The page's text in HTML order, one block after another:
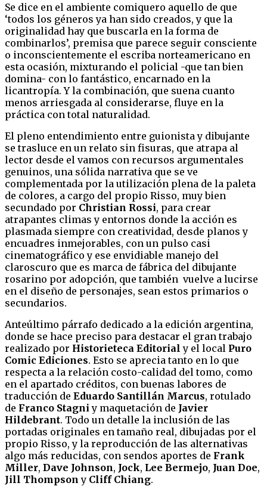
Se dice en el ambiente comiquero aquello de que
‘todos los géneros ya han sido creados, y que la
originalidad hay que buscarla en la forma de
combinarlos’, premisa que parece seguir consciente
o inconscientemente el escriba norteamericano en
esta ocasión, mixturando el policial -que tan bien
domina- con lo fantástico, encarnado en la
licantropía. Y la combinación, que suena cuanto
menos arriesgada al considerarse, fluye en la
práctica con total naturalidad.
El pleno entendimiento entre guionista y dibujante
se trasluce en un relato sin fisuras, que atrapa al
lector desde el vamos con recursos argumentales
genuinos, una sólida narrativa que se ve
complementada por la utilización plena de la paleta
de colores, a cargo del propio Risso, muy bien
secundado por Christian Rossi, para crear
atrapantes climas y entornos donde la acción es
plasmada siempre con creatividad, desde planos y
encuadres inmejorables, con un pulso casi
cinematográfico y ese envidiable manejo del
claroscuro que es marca de fábrica del dibujante
rosarino por adopción, que también vuelve a lucirse
en el diseño de personajes, sean estos primarios o
secundarios.
Anteúltimo párrafo dedicado a la edición argentina,
donde se hace preciso para destacar el gran trabajo
realizado por Historieteca Editorial y el local Puro
Comic Ediciones. Esto se aprecia tanto en lo que
respecta a la relación costo-calidad del tomo, como
en el apartado créditos, con buenas labores de
traducción de Eduardo Santillán Marcus, rotulado
de Franco Stagni y maquetación de Javier
Hildebrant. Todo un detalle la inclusión de las
portadas originales en tamaño real, dibujadas por el
propio Risso, y la reproducción de las alternativas
algo más reducidas, con sendos aportes de Frank
Miller, Dave Johnson, Jock, Lee Bermejo, Juan Doe,
Jill Thompson y Cliff Chiang.